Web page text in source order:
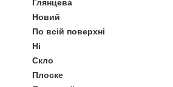
Глянцева
Новий
По всій поверхні
Ні
Скло
Плоске